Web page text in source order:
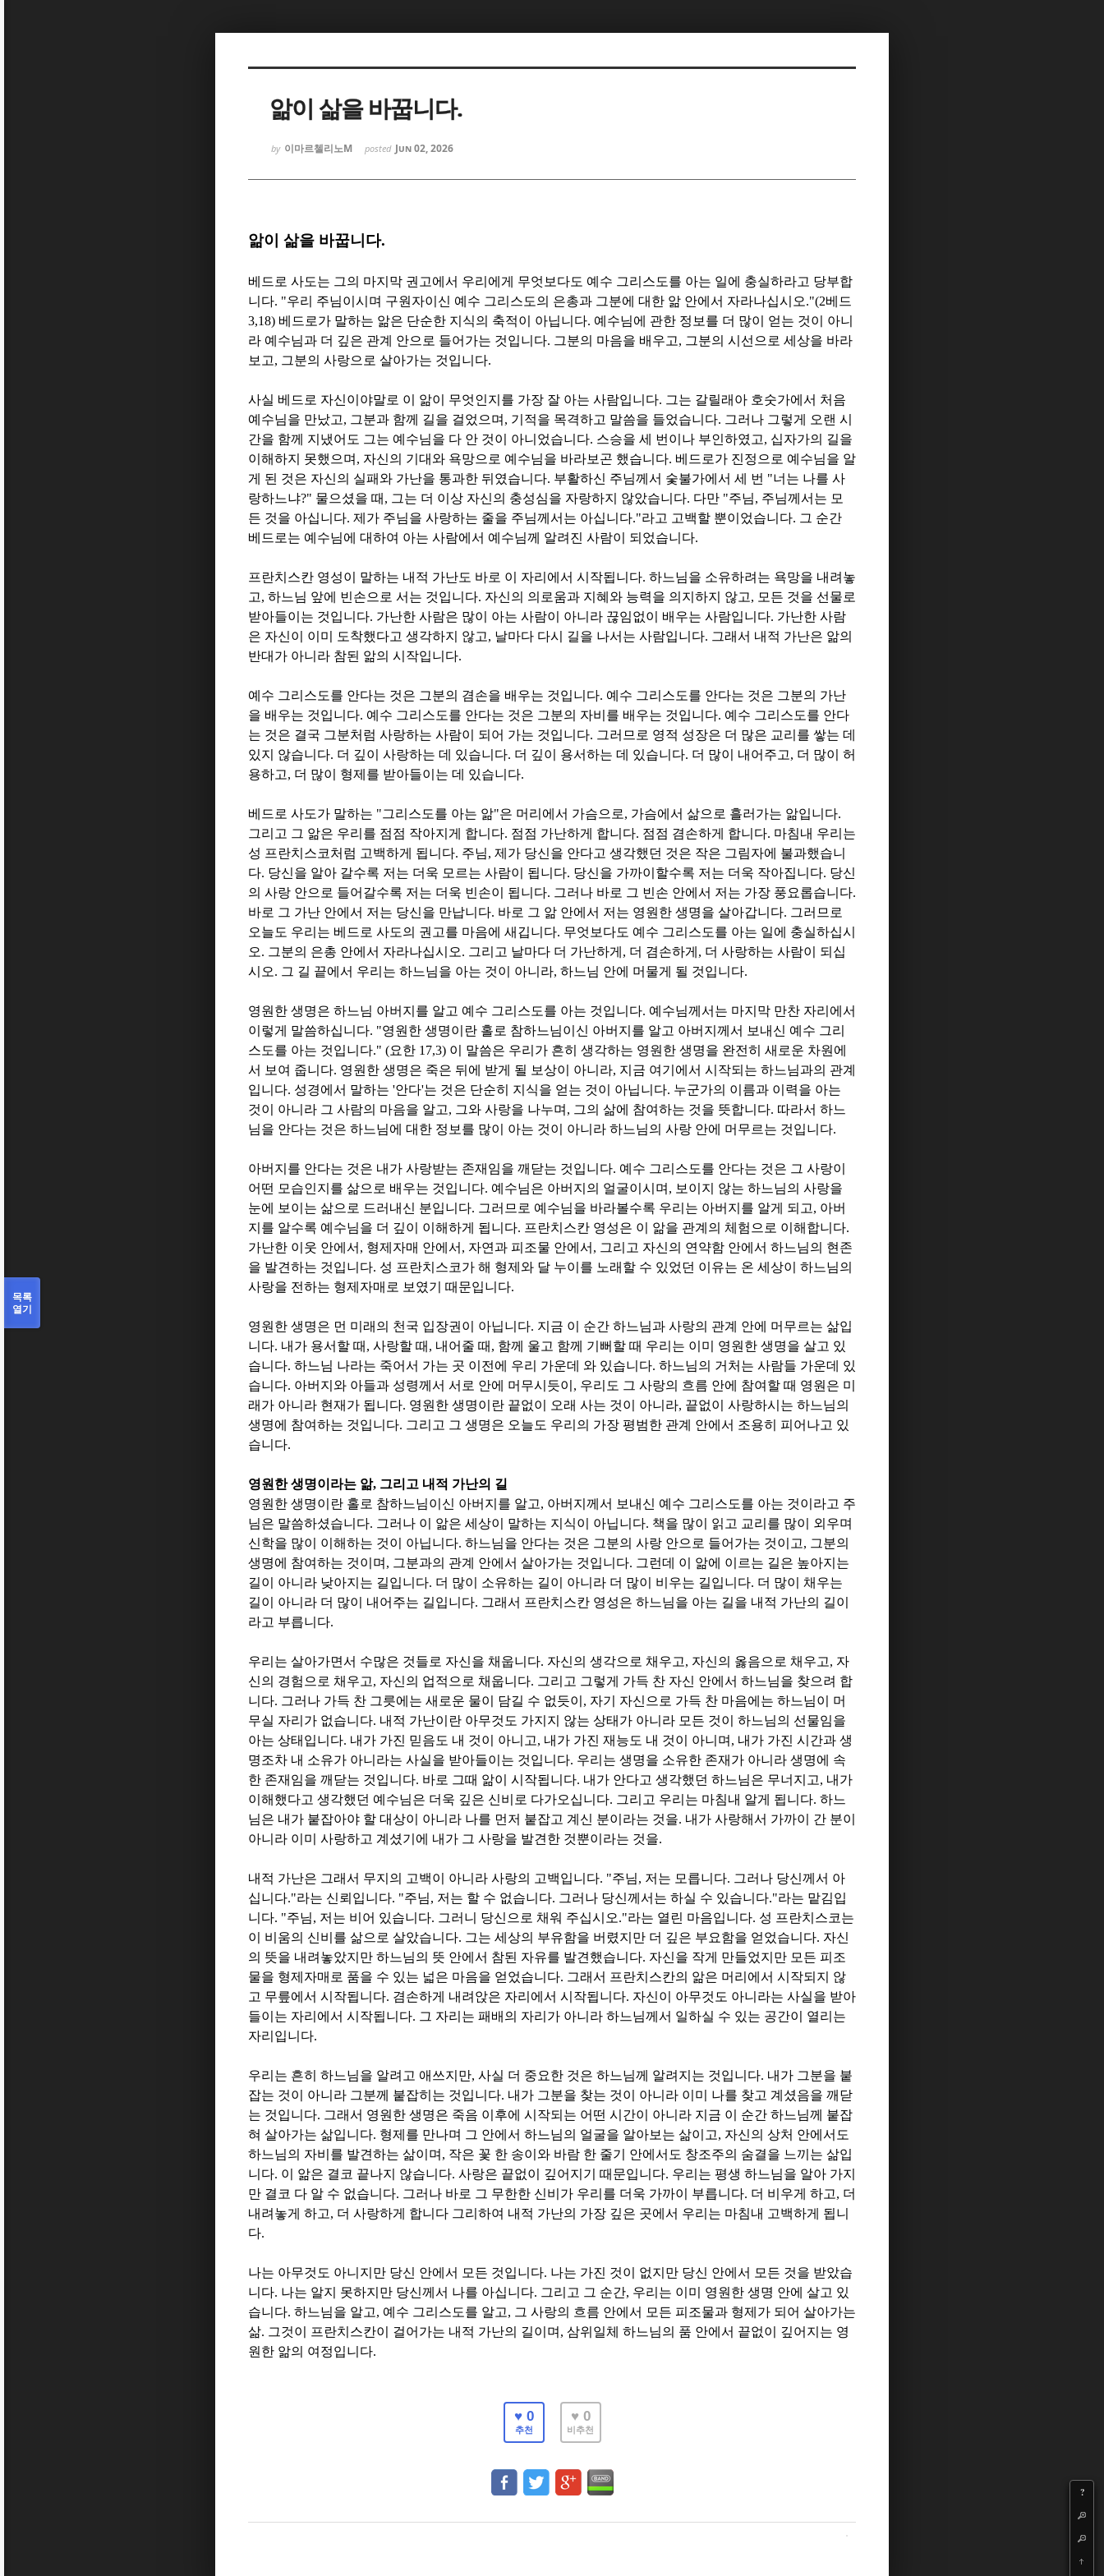
앎이 삶을 바꿉니다.
by 이마르첼리노M posted Jun 02, 2026
?
앎이 삶을 바꿉니다.
베드로 사도는 그의 마지막 권고에서 우리에게 무엇보다도 예수 그리스도를 아는 일에 충실하라고 당부합
니다. "우리 주님이시며 구원자이신 예수 그리스도의 은총과 그분에 대한 앎 안에서 자라나십시오."(2베드
3,18) 베드로가 말하는 앎은 단순한 지식의 축적이 아닙니다. 예수님에 관한 정보를 더 많이 얻는 것이 아니
라 예수님과 더 깊은 관계 안으로 들어가는 것입니다. 그분의 마음을 배우고, 그분의 시선으로 세상을 바라
보고, 그분의 사랑으로 살아가는 것입니다.
사실 베드로 자신이야말로 이 앎이 무엇인지를 가장 잘 아는 사람입니다. 그는 갈릴래아 호숫가에서 처음
예수님을 만났고, 그분과 함께 길을 걸었으며 , 기적을 목격하고 말씀을 들었습니다. 그러나 그렇게 오랜 시
간을 함께 지냈어도 그는 예수님을 다 안 것이 아니었습니다. 스승을 세 번이나 부인하였고, 십자가의 길을
이해하지 못했으며 , 자신의 기대와 욕망으로 예수님을 바라보곤 했습니다. 베드로가 진정으로 예수님을 알
게 된 것은 자신의 실패와 가난을 통과한 뒤였습니다. 부활하신 주님께서 숯불가에서 세 번 "너는 나를 사
랑하느냐?" 물으셨을 때 , 그는 더 이상 자신의 충성심을 자랑하지 않았습니다. 다만 "주님, 주님께서는 모
든 것을 아십니다. 제가 주님을 사랑하는 줄을 주님께서는 아십니다."라고 고백할 뿐이었습니다. 그 순간
베드로는 예수님에 대하여 아는 사람에서 예수님께 알려진 사람이 되었습니다.
프란치스칸 영성이 말하는 내적 가난도 바로 이 자리에서 시작됩니다. 하느님을 소유하려는 욕망을 내려놓
고, 하느님 앞에 빈손으로 서는 것입니다. 자신의 의로움과 지혜와 능력을 의지하지 않고, 모든 것을 선물로
받아들이는 것입니다. 가난한 사람은 많이 아는 사람이 아니라 끊임없이 배우는 사람입니다. 가난한 사람
은 자신이 이미 도착했다고 생각하지 않고, 날마다 다시 길을 나서는 사람입니다. 그래서 내적 가난은 앎의
반대가 아니라 참된 앎의 시작입니다.
예수 그리스도를 안다는 것은 그분의 겸손을 배우는 것입니다. 예수 그리스도를 안다는 것은 그분의 가난
을 배우는 것입니다. 예수 그리스도를 안다는 것은 그분의 자비를 배우는 것입니다. 예수 그리스도를 안다
는 것은 결국 그분처럼 사랑하는 사람이 되어 가는 것입니다. 그러므로 영적 성장은 더 많은 교리를 쌓는 데
있지 않습니다. 더 깊이 사랑하는 데 있습니다. 더 깊이 용서하는 데 있습니다. 더 많이 내어주고, 더 많이 허
용하고, 더 많이 형제를 받아들이는 데 있습니다.
베드로 사도가 말하는 "그리스도를 아는 앎"은 머리에서 가슴으로, 가슴에서 삶으로 흘러가는 앎입니다.
그리고 그 앎은 우리를 점점 작아지게 합니다. 점점 가난하게 합니다. 점점 겸손하게 합니다. 마침내 우리는
성 프란치스코처럼 고백하게 됩니다. 주님, 제가 당신을 안다고 생각했던 것은 작은 그림자에 불과했습니
다. 당신을 알아 갈수록 저는 더욱 모르는 사람이 됩니다. 당신을 가까이할수록 저는 더욱 작아집니다. 당신
의 사랑 안으로 들어갈수록 저는 더욱 빈손이 됩니다. 그러나 바로 그 빈손 안에서 저는 가장 풍요롭습니다.
바로 그 가난 안에서 저는 당신을 만납니다. 바로 그 앎 안에서 저는 영원한 생명을 살아갑니다. 그러므로
오늘도 우리는 베드로 사도의 권고를 마음에 새깁니다. 무엇보다도 예수 그리스도를 아는 일에 충실하십시
오. 그분의 은총 안에서 자라나십시오. 그리고 날마다 더 가난하게 , 더 겸손하게 , 더 사랑하는 사람이 되십
시오. 그 길 끝에서 우리는 하느님을 아는 것이 아니라, 하느님 안에 머물게 될 것입니다.
영원한 생명은 하느님 아버지를 알고 예수 그리스도를 아는 것입니다. 예수님께서는 마지막 만찬 자리에서
이렇게 말씀하십니다. "영원한 생명이란 홀로 참하느님이신 아버지를 알고 아버지께서 보내신 예수 그리
스도를 아는 것입니다." (요한 17,3) 이 말씀은 우리가 흔히 생각하는 영원한 생명을 완전히 새로운 차원에
서 보여 줍니다. 영원한 생명은 죽은 뒤에 받게 될 보상이 아니라, 지금 여기에서 시작되는 하느님과의 관계
입니다. 성경에서 말하는 '안다'는 것은 단순히 지식을 얻는 것이 아닙니다. 누군가의 이름과 이력을 아는
것이 아니라 그 사람의 마음을 알고, 그와 사랑을 나누며 , 그의 삶에 참여하는 것을 뜻합니다. 따라서 하느
님을 안다는 것은 하느님에 대한 정보를 많이 아는 것이 아니라 하느님의 사랑 안에 머무르는 것입니다.
아버지를 안다는 것은 내가 사랑받는 존재임을 깨닫는 것입니다. 예수 그리스도를 안다는 것은 그 사랑이
어떤 모습인지를 삶으로 배우는 것입니다. 예수님은 아버지의 얼굴이시며 , 보이지 않는 하느님의 사랑을
눈에 보이는 삶으로 드러내신 분입니다. 그러므로 예수님을 바라볼수록 우리는 아버지를 알게 되고, 아버
지를 알수록 예수님을 더 깊이 이해하게 됩니다. 프란치스칸 영성은 이 앎을 관계의 체험으로 이해합니다.
가난한 이웃 안에서 , 형제자매 안에서 , 자연과 피조물 안에서 , 그리고 자신의 연약함 안에서 하느님의 현존
을 발견하는 것입니다. 성 프란치스코가 해 형제와 달 누이를 노래할 수 있었던 이유는 온 세상이 하느님의
사랑을 전하는 형제자매로 보였기 때문입니다.
영원한 생명은 먼 미래의 천국 입장권이 아닙니다. 지금 이 순간 하느님과 사랑의 관계 안에 머무르는 삶입
니다. 내가 용서할 때 , 사랑할 때 , 내어줄 때 , 함께 울고 함께 기뻐할 때 우리는 이미 영원한 생명을 살고 있
습니다. 하느님 나라는 죽어서 가는 곳 이전에 우리 가운데 와 있습니다. 하느님의 거처는 사람들 가운데 있
습니다. 아버지와 아들과 성령께서 서로 안에 머무시듯이 , 우리도 그 사랑의 흐름 안에 참여할 때 영원은 미
래가 아니라 현재가 됩니다. 영원한 생명이란 끝없이 오래 사는 것이 아니라, 끝없이 사랑하시는 하느님의
생명에 참여하는 것입니다. 그리고 그 생명은 오늘도 우리의 가장 평범한 관계 안에서 조용히 피어나고 있
습니다.
영원한 생명이라는 앎, 그리고 내적 가난의 길
영원한 생명이란 홀로 참하느님이신 아버지를 알고, 아버지께서 보내신 예수 그리스도를 아는 것이라고 주
님은 말씀하셨습니다. 그러나 이 앎은 세상이 말하는 지식이 아닙니다. 책을 많이 읽고 교리를 많이 외우며
신학을 많이 이해하는 것이 아닙니다. 하느님을 안다는 것은 그분의 사랑 안으로 들어가는 것이고, 그분의
생명에 참여하는 것이며 , 그분과의 관계 안에서 살아가는 것입니다. 그런데 이 앎에 이르는 길은 높아지는
길이 아니라 낮아지는 길입니다. 더 많이 소유하는 길이 아니라 더 많이 비우는 길입니다. 더 많이 채우는
길이 아니라 더 많이 내어주는 길입니다. 그래서 프란치스칸 영성은 하느님을 아는 길을 내적 가난의 길이
라고 부릅니다.
우리는 살아가면서 수많은 것들로 자신을 채웁니다. 자신의 생각으로 채우고, 자신의 옳음으로 채우고, 자
신의 경험으로 채우고, 자신의 업적으로 채웁니다. 그리고 그렇게 가득 찬 자신 안에서 하느님을 찾으려 합
니다. 그러나 가득 찬 그릇에는 새로운 물이 담길 수 없듯이 , 자기 자신으로 가득 찬 마음에는 하느님이 머
무실 자리가 없습니다. 내적 가난이란 아무것도 가지지 않는 상태가 아니라 모든 것이 하느님의 선물임을
아는 상태입니다. 내가 가진 믿음도 내 것이 아니고, 내가 가진 재능도 내 것이 아니며 , 내가 가진 시간과 생
명조차 내 소유가 아니라는 사실을 받아들이는 것입니다. 우리는 생명을 소유한 존재가 아니라 생명에 속
한 존재임을 깨닫는 것입니다. 바로 그때 앎이 시작됩니다. 내가 안다고 생각했던 하느님은 무너지고, 내가
이해했다고 생각했던 예수님은 더욱 깊은 신비로 다가오십니다. 그리고 우리는 마침내 알게 됩니다. 하느
님은 내가 붙잡아야 할 대상이 아니라 나를 먼저 붙잡고 계신 분이라는 것을. 내가 사랑해서 가까이 간 분이
아니라 이미 사랑하고 계셨기에 내가 그 사랑을 발견한 것뿐이라는 것을.
내적 가난은 그래서 무지의 고백이 아니라 사랑의 고백입니다. "주님, 저는 모릅니다. 그러나 당신께서 아
십니다."라는 신뢰입니다. "주님, 저는 할 수 없습니다. 그러나 당신께서는 하실 수 있습니다."라는 맡김입
니다. "주님, 저는 비어 있습니다. 그러니 당신으로 채워 주십시오."라는 열린 마음입니다. 성 프란치스코는
이 비움의 신비를 삶으로 살았습니다. 그는 세상의 부유함을 버렸지만 더 깊은 부요함을 얻었습니다. 자신
의 뜻을 내려놓았지만 하느님의 뜻 안에서 참된 자유를 발견했습니다. 자신을 작게 만들었지만 모든 피조
물을 형제자매로 품을 수 있는 넓은 마음을 얻었습니다. 그래서 프란치스칸의 앎은 머리에서 시작되지 않
고 무릎에서 시작됩니다. 겸손하게 내려앉은 자리에서 시작됩니다. 자신이 아무것도 아니라는 사실을 받아
들이는 자리에서 시작됩니다. 그 자리는 패배의 자리가 아니라 하느님께서 일하실 수 있는 공간이 열리는
자리입니다.
우리는 흔히 하느님을 알려고 애쓰지만, 사실 더 중요한 것은 하느님께 알려지는 것입니다. 내가 그분을 붙
잡는 것이 아니라 그분께 붙잡히는 것입니다. 내가 그분을 찾는 것이 아니라 이미 나를 찾고 계셨음을 깨닫
는 것입니다. 그래서 영원한 생명은 죽음 이후에 시작되는 어떤 시간이 아니라 지금 이 순간 하느님께 붙잡
혀 살아가는 삶입니다. 형제를 만나며 그 안에서 하느님의 얼굴을 알아보는 삶이고, 자신의 상처 안에서도
하느님의 자비를 발견하는 삶이며 , 작은 꽃 한 송이와 바람 한 줄기 안에서도 창조주의 숨결을 느끼는 삶입
니다. 이 앎은 결코 끝나지 않습니다. 사랑은 끝없이 깊어지기 때문입니다. 우리는 평생 하느님을 알아 가지
만 결코 다 알 수 없습니다. 그러나 바로 그 무한한 신비가 우리를 더욱 가까이 부릅니다. 더 비우게 하고, 더
내려놓게 하고, 더 사랑하게 합니다 그리하여 내적 가난의 가장 깊은 곳에서 우리는 마침내 고백하게 됩니
다.
나는 아무것도 아니지만 당신 안에서 모든 것입니다. 나는 가진 것이 없지만 당신 안에서 모든 것을 받았습
니다. 나는 알지 못하지만 당신께서 나를 아십니다. 그리고 그 순간, 우리는 이미 영원한 생명 안에 살고 있
습니다. 하느님을 알고, 예수 그리스도를 알고, 그 사랑의 흐름 안에서 모든 피조물과 형제가 되어 살아가는
삶. 그것이 프란치스칸이 걸어가는 내적 가난의 길이며 , 삼위일체 하느님의 품 안에서 끝없이 깊어지는 영
원한 앎의 여정입니다.
♥ 0
추천
♥ 0
비추천
목록
열기
Sketchbook5, 스케치북5
Sketchbook5, 스케치북5